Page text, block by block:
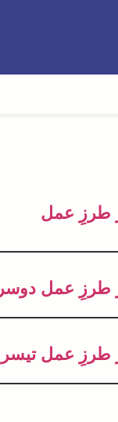
طرزِ عمل
طرزِ عمل دوسرا
طرزِ عمل تیسرا